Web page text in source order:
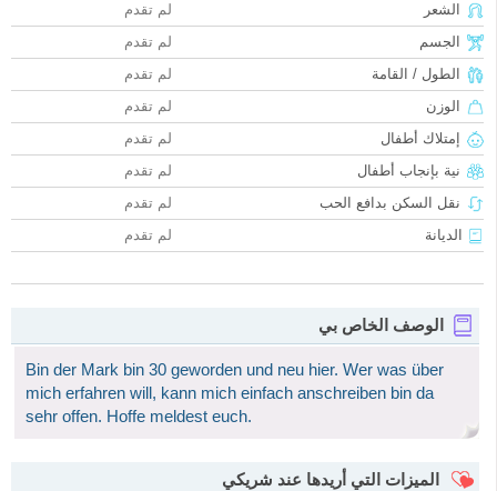
الشعر
لم تقدم
الجسم
لم تقدم
الطول / القامة
لم تقدم
الوزن
لم تقدم
إمتلاك أطفال
لم تقدم
نية بإنجاب أطفال
لم تقدم
نقل السكن بدافع الحب
لم تقدم
الديانة
لم تقدم
الوصف الخاص بي
Bin der Mark bin 30 geworden und neu hier. Wer was über
mich erfahren will, kann mich einfach anschreiben bin da
sehr offen. Hoffe meldest euch.
الميزات التي أريدها عند شريكي